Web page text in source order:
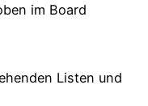
im Board
Listen und